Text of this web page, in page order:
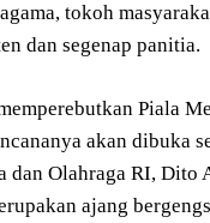
tokoh
dan segenap panitia.
Piala
akan dibuka
dan Olahraga RI, Dito
ajang